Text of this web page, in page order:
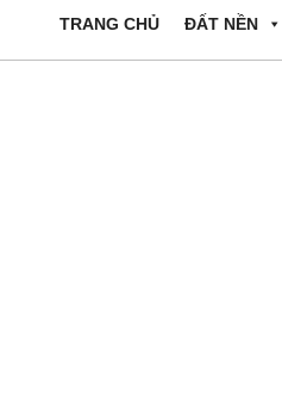
TRANG CHỦ ĐẤT NỀN